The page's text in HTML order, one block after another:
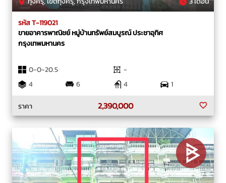
รหัส T-119021
ขายอาคารพาณิชย์ หมู่บ้านทรัพย์สมบูรณ์ ประชาอุทิศ
กรุงเทพมหานคร
0-0-20.5
-
4
6 4
1
ราคา
2,390,000